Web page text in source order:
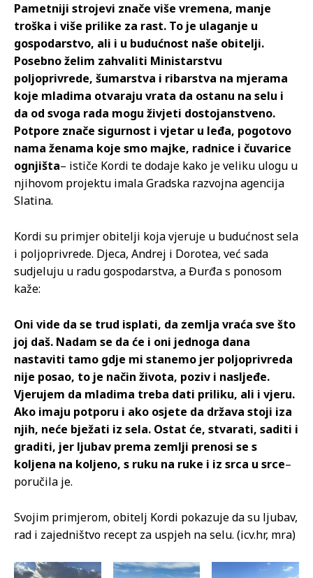
Pametniji strojevi znače više vremena, manje
troška i više prilike za rast. To je ulaganje u
gospodarstvo, ali i u budućnost naše obitelji.
Posebno želim zahvaliti Ministarstvu
poljoprivrede, šumarstva i ribarstva na mjerama
koje mladima otvaraju vrata da ostanu na selu i
da od svoga rada mogu živjeti dostojanstveno.
Potpore znače sigurnost i vjetar u leđa, pogotovo
nama ženama koje smo majke, radnice i čuvarice
ognjišta– ističe Kordi te dodaje kako je veliku ulogu u
njihovom projektu imala Gradska razvojna agencija
Slatina.
Kordi su primjer obitelji koja vjeruje u budućnost sela
i poljoprivrede. Djeca, Andrej i Dorotea, već sada
sudjeluju u radu gospodarstva, a Đurđa s ponosom
kaže:
Oni vide da se trud isplati, da zemlja vraća sve što
joj daš. Nadam se da će i oni jednoga dana
nastaviti tamo gdje mi stanemo jer poljoprivreda
nije posao, to je način života, poziv i nasljeđe.
Vjerujem da mladima treba dati priliku, ali i vjeru.
Ako imaju potporu i ako osjete da država stoji iza
njih, neće bježati iz sela. Ostat će, stvarati, saditi i
graditi, jer ljubav prema zemlji prenosi se s
koljena na koljeno, s ruku na ruke i iz srca u srce–
poručila je.
Svojim primjerom, obitelj Kordi pokazuje da su ljubav,
rad i zajedništvo recept za uspjeh na selu. (icv.hr, mra)